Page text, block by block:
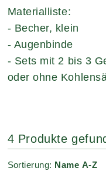
Materialliste:
- Becher, klein
- Augenbinde
- Sets mit 2 bis 3
oder ohne
4 Produkte
Sortierung: